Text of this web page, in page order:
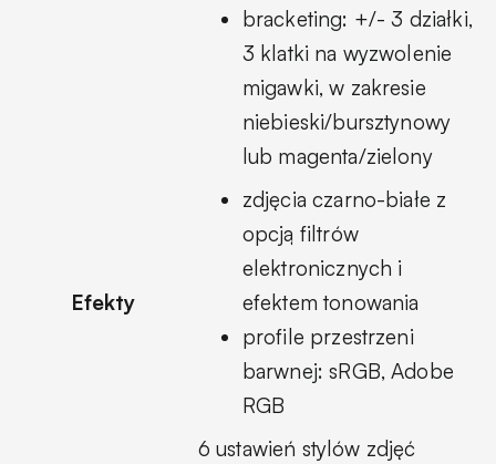
bracketing: +/- 3 działki,
3 klatki na wyzwolenie
migawki, w zakresie
niebieski/bursztynowy
lub magenta/zielony
Efekty
zdjęcia czarno-białe z
opcją filtrów
elektronicznych i
efektem tonowania
profile przestrzeni
barwnej: sRGB, Adobe
RGB
6 ustawień stylów zdjęć